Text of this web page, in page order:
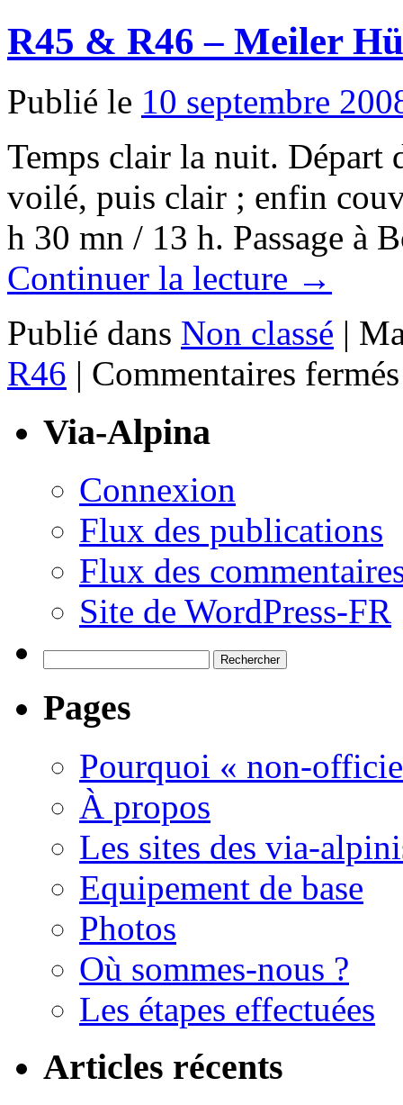
R45 & R46 – Meiler
Publié le 10 septembre
Temps clair la nuit. Départ
voilé, puis clair ; enfin
h 30 mn / 13 h. Passage à
Continuer la lecture →
Publié dans Non classé |
R46 | Commentaires fermés
Via-Alpina
Connexion
Flux des publications
Flux des
Site de WordPress-FR
Pages
Pourquoi « non-
À propos
Les sites des via-
Equipement de base
Photos
Où sommes-nous ?
Les étapes effectuées
Articles récents